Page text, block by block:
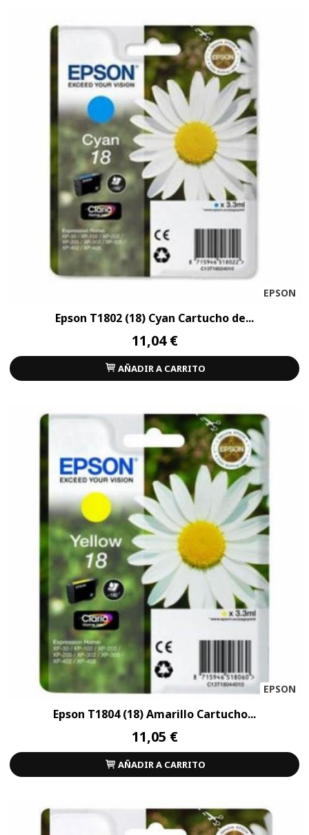
EPSON
Epson T1802 (18) Cyan Cartucho de...
11,04 €
AÑADIR A CARRITO
EPSON
Epson T1804 (18) Amarillo Cartucho...
11,05 €
AÑADIR A CARRITO